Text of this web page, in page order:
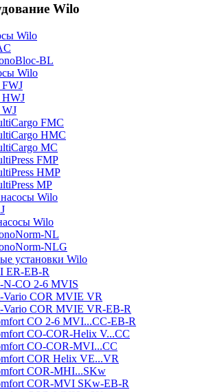
Wilo
Wilo
BL
Wilo
FWJ
HWJ
WJ
FMC
HMC
MC
FMP
HMP
MP
Wilo
Wilo
NL
NLG
установки Wilo
ER-EB-R
N-CO 2-6 MVIS
Vario COR MVIE VR
Vario COR MVIE VR-EB-R
CO 2-6 MVI...CC-EB-R
CO-COR-Helix V...CC
CO-COR-MVI...CC
COR Helix VE...VR
COR-MHI...SKw
COR-MVI SKw-EB-R